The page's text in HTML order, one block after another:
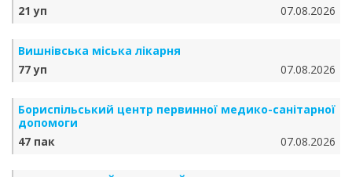
21 уп
07.08.2026
Вишнівська міська лікарня
77 уп
07.08.2026
Бориспільський центр первинної медико-санітарної
допомоги
47 пак
07.08.2026